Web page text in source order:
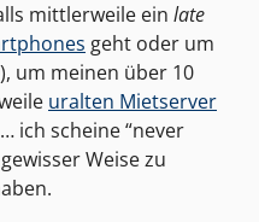
mittlerweile ein late
geht oder um
um meinen über 10
uralten Mietserver
ich scheine “never
Weise zu